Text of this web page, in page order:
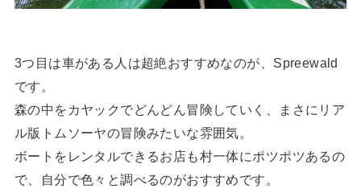
3つ目は車がある人は超絶おすすめなのが、Spreewald
です。
森の中をカヤックでどんどん冒険していく、まさにリア
ル版トムソーヤの冒険みたいな雰囲気。
ボートをレンタルできるお店も村一体にポツポツあるの
で、自分で色々と調べるのがおすすめです。